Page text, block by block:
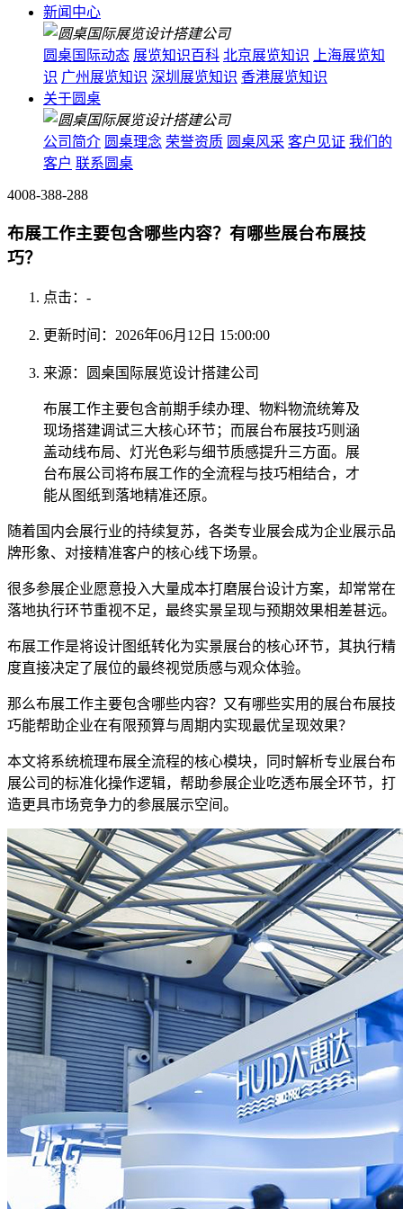
新闻中心
圆桌国际动态 展览知识百科 北京展览知识
上海展览知
识 广州展览知识 深圳展览知识 香港展览知识
关于圆桌
公司简介 圆桌理念 荣誉资质 圆桌风采 客户见证 我们的
客户 联系圆桌
4008-388-288
布展工作主要包含哪些内容？有哪些展台布展技
巧？
点击： -
更新时间：2026年06月12日 15:00:00
来源：圆桌国际展览设计搭建公司
布展工作主要包含前期手续办理、物料物流统筹及
现场搭建调试三大核心环节；而展台布展技巧则涵
盖动线布局、灯光色彩与细节质感提升三方面。展
台布展公司将布展工作的全流程与技巧相结合，才
能从图纸到落地精准还原。
随着国内会展行业的持续复苏，各类专业展会成为企业展示品
牌形象、对接精准客户的核心线下场景。
很多参展企业愿意投入大量成本打磨展台设计方案，却常常在
落地执行环节重视不足，最终实景呈现与预期效果相差甚远。
布展工作是将设计图纸转化为实景展台的核心环节，其执行精
度直接决定了展位的最终视觉质感与观众体验。
那么布展工作主要包含哪些内容？又有哪些实用的展台布展技
巧能帮助企业在有限预算与周期内实现最优呈现效果？
本文将系统梳理布展全流程的核心模块，同时解析专业展台布
展公司的标准化操作逻辑，帮助参展企业吃透布展全环节，打
造更具市场竞争力的参展展示空间。